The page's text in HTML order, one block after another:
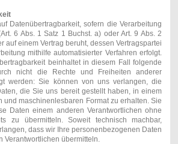
Datenübertragbarkeit, sofern die Verarbeitung
6 Abs. 1 Satz 1 Buchst. a) oder Art. 9 Abs. 2
auf einem Vertrag beruht, dessen Vertragspartei
mithilfe automatisierter Verfahren erfolgt.
beinhaltet in diesem Fall folgende
nicht die Rechte und Freiheiten anderer
werden: Sie können von uns verlangen, die
die Sie uns bereit gestellt haben, in einem
und maschinenlesbaren Format zu erhalten. Sie
Daten einem anderen Verantwortlichen ohne
zu übermitteln. Soweit technisch machbar,
dass wir Ihre personenbezogenen Daten
Verantwortlichen übermitteln.